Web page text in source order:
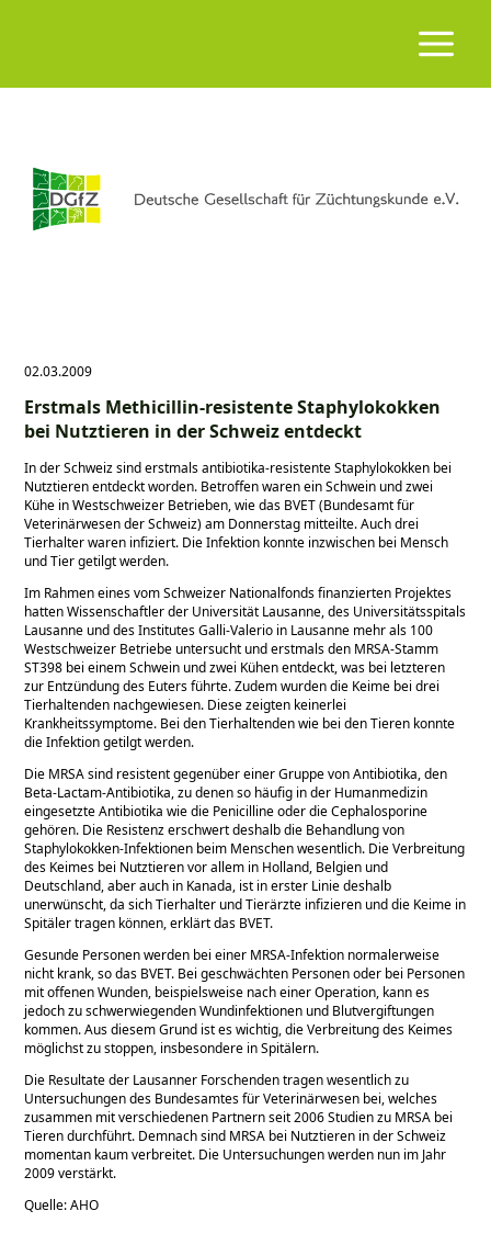
02.03.2009
Erstmals Methicillin-resistente Staphylokokken
bei Nutztieren in der Schweiz entdeckt
In der Schweiz sind erstmals antibiotika-resistente Staphylokokken bei
Nutztieren entdeckt worden. Betroffen waren ein Schwein und zwei
Kühe in Westschweizer Betrieben, wie das BVET (Bundesamt für
Veterinärwesen der Schweiz) am Donnerstag mitteilte. Auch drei
Tierhalter waren infiziert. Die Infektion konnte inzwischen bei Mensch
und Tier getilgt werden.
Im Rahmen eines vom Schweizer Nationalfonds finanzierten Projektes
hatten Wissenschaftler der Universität Lausanne, des Universitätsspitals
Lausanne und des Institutes Galli-Valerio in Lausanne mehr als 100
Westschweizer Betriebe untersucht und erstmals den MRSA-Stamm
ST398 bei einem Schwein und zwei Kühen entdeckt, was bei letzteren
zur Entzündung des Euters führte. Zudem wurden die Keime bei drei
Tierhaltenden nachgewiesen. Diese zeigten keinerlei
Krankheitssymptome. Bei den Tierhaltenden wie bei den Tieren konnte
die Infektion getilgt werden.
Die MRSA sind resistent gegenüber einer Gruppe von Antibiotika, den
Beta-Lactam-Antibiotika, zu denen so häufig in der Humanmedizin
eingesetzte Antibiotika wie die Penicilline oder die Cephalosporine
gehören. Die Resistenz erschwert deshalb die Behandlung von
Staphylokokken-Infektionen beim Menschen wesentlich. Die Verbreitung
des Keimes bei Nutztieren vor allem in Holland, Belgien und
Deutschland, aber auch in Kanada, ist in erster Linie deshalb
unerwünscht, da sich Tierhalter und Tierärzte infizieren und die Keime in
Spitäler tragen können, erklärt das BVET.
Gesunde Personen werden bei einer MRSA-Infektion normalerweise
nicht krank, so das BVET. Bei geschwächten Personen oder bei Personen
mit offenen Wunden, beispielsweise nach einer Operation, kann es
jedoch zu schwerwiegenden Wundinfektionen und Blutvergiftungen
kommen. Aus diesem Grund ist es wichtig, die Verbreitung des Keimes
möglichst zu stoppen, insbesondere in Spitälern.
Die Resultate der Lausanner Forschenden tragen wesentlich zu
Untersuchungen des Bundesamtes für Veterinärwesen bei, welches
zusammen mit verschiedenen Partnern seit 2006 Studien zu MRSA bei
Tieren durchführt. Demnach sind MRSA bei Nutztieren in der Schweiz
momentan kaum verbreitet. Die Untersuchungen werden nun im Jahr
2009 verstärkt.
Quelle: AHO